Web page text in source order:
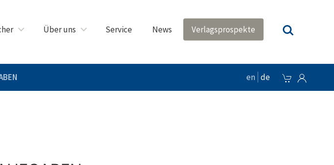
Über uns Service News Verlagsprospekte
en de